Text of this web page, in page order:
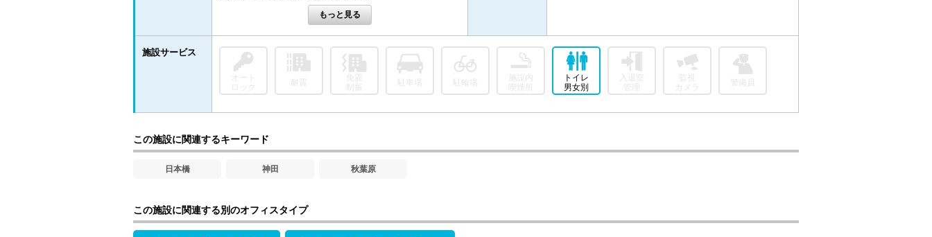
施設サービス
オート
免震
制振
駐車場 駐輪場
施設内
喫煙所
トイレ
男女別
入退室
管理
監視
カメラ
この施設に関連するキーワード
日本橋 神田 秋葉原
この施設に関連する別のオフィスタイプ